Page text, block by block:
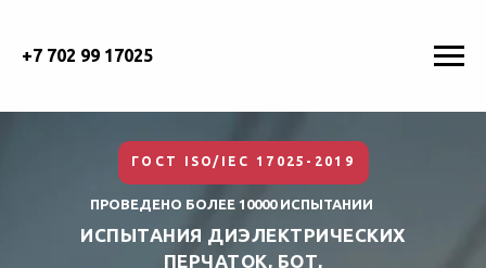
+7 702 99 17025
ПРОВЕДЕНО БОЛЕЕ 10000 ИСПЫТАНИИ
ИСПЫТАНИЯ ДИЭЛЕКТРИЧЕСКИХ
ПЕРЧАТОК, БОТ,
ГОСТ ISO/IEC 17025-2019